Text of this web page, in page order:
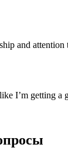
and
I’m getting a